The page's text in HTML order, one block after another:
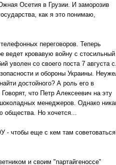
Осетия в Грузии. И заморозив
как я это понимаю,
переговоров. Теперь
ведет кровавую войну с стосильный
уволен со своего поста 7 августа
и обороны Украины.
достойного? А роль его в
Говорят, что Петр Алексеевич на эту
менеджеров. Однако
общества. Но хочется...
- чтобы еще с кем там
и своим "партайгеноссе"